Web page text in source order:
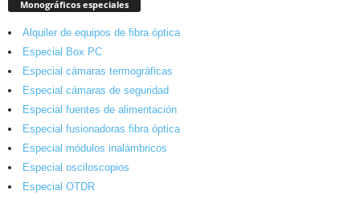
Monográficos especiales
Alquiler de equipos de fibra óptica
Especial Box PC
Especial cámaras termográficas
Especial cámaras de seguridad
Especial fuentes de alimentación
Especial fusionadoras fibra óptica
Especial módulos inalámbricos
Especial osciloscopios
Especial OTDR